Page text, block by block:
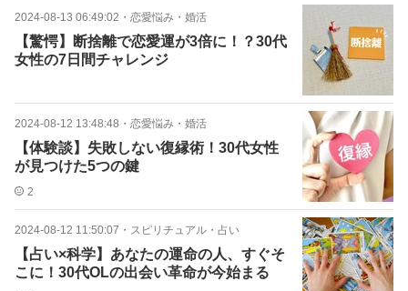
2024-08-13 06:49:02 ・ 恋愛悩み・婚活
【驚愕】断捨離で恋愛運が3倍に！？30代
女性の7日間チャレンジ
2024-08-12 13:48:48 ・ 恋愛悩み・婚活
【体験談】失敗しない復縁術！30代女性
が見つけた5つの鍵
2
2024-08-12 11:50:07 ・ スピリチュアル・占い
【占い×科学】あなたの運命の人、すぐそ
こに！30代OLの出会い革命が今始まる